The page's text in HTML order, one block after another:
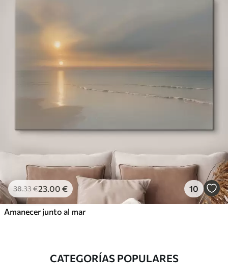
38.33€23.00 € 10
Amanecer junto al mar
CATEGORÍAS POPULARES